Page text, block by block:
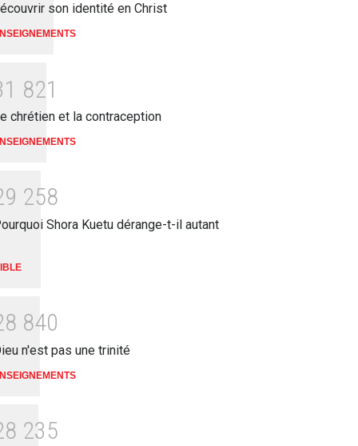
son identité en Christ
1 821
chrétien et la contraception
9 258
Shora Kuetu dérange-t-il autant
8 840
n'est pas une trinité
8 235